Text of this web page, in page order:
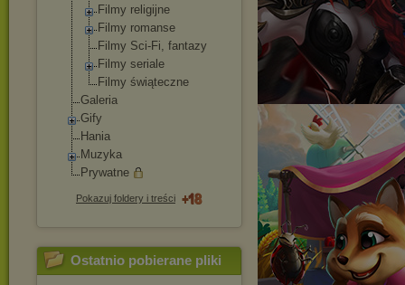
Filmy religijne
Filmy romanse
Filmy Sci-Fi, fantazy
Filmy seriale
Filmy świąteczne
Galeria
Gify
Hania
Muzyka
Prywatne
Pokazuj foldery i treści
Ostatnio pobierane pliki